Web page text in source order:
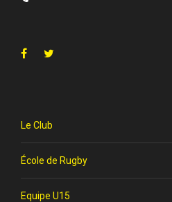
Le Club
École de Rugby
Equipe U15